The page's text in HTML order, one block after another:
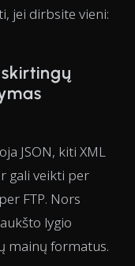
jei dirbsite vieni:
JSON, kiti XML
gali veikti per
FTP. Nors
lygio
mainų formatus.